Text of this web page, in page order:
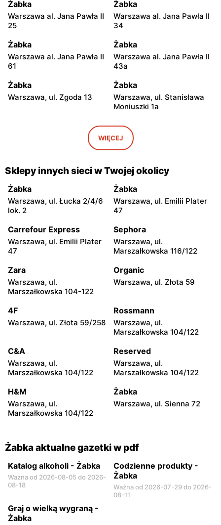
Żabka
Warszawa al. Jana Pawła II
25
Żabka
Warszawa al. Jana Pawła II
34
Żabka
Warszawa al. Jana Pawła II
61
Żabka
Warszawa al. Jana Pawła II
43a
Żabka
Warszawa, ul. Zgoda 13
Żabka
Warszawa, ul. Stanisława
Moniuszki 1a
Świętokrzyska 0 Stacja
Żabka
Warszawa, ul. Grzybowska
5
Żabka
Łódź, ul. Żurawia 14
Żabka
Warszawa, ul. Żurawia 18
Żabka Żabka
104
Żabka
2
Żabka
Żabka
Chałubińskiego 8
Żabka
Żabka
4
Żabka
Żabka Żabka
Żabka
Warszawa, ul. Prosta 2/14
Żabka
WIĘCEJ
Sklepy innych sieci w Twojej okolicy
Żabka
Warszawa, ul. Łucka 2/4/6
lok. 2
Żabka
Warszawa, ul. Emilii Plater
47
Carrefour Express
Warszawa, ul. Emilii Plater
47
Sephora
Warszawa, ul.
Marszałkowska 116/122
Zara
Warszawa, ul.
Marszałkowska 104-122
Organic
Warszawa, ul. Złota 59
4F
Warszawa, ul. Złota 59/258
Rossmann
Warszawa, ul.
Marszałkowska 104/122
C&A
Warszawa, ul.
Marszałkowska 104/122
Reserved
Warszawa, ul.
Marszałkowska 104/122
H&M
Warszawa, ul.
Marszałkowska 104/122
Żabka
Warszawa, ul. Sienna 72
Żabka aktualne gazetki w pdf
Katalog alkoholi - Żabka
Ważna od 2026-08-05 do 2026-
08-18
Codzienne produkty -
Żabka
Ważna od 2026-07-29 do 2026-
08-11
Graj o wielką wygraną -
Żabka